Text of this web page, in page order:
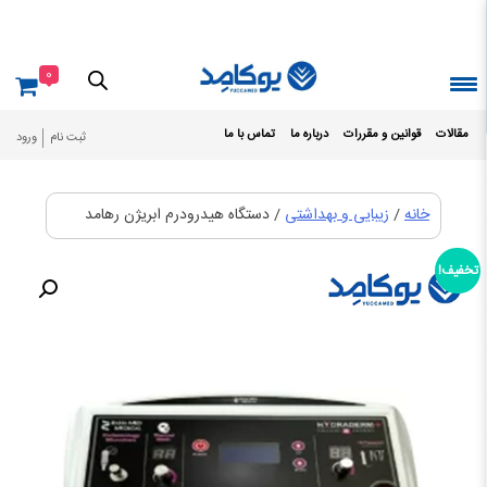
مقالات قوانین و مقررات درباره ما تماس با ما ثبت نام ورود
0
خانه/ زیبایی و بهداشتی / دستگاه هیدرودرم ابریژن رهامد
تخفیف!